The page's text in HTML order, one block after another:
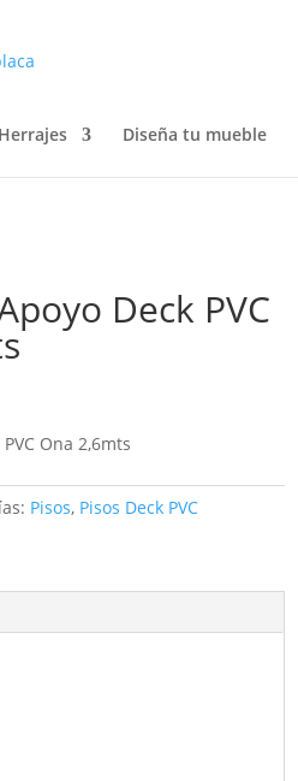
Herrajes Diseña tu mueble
Deck PVC
Ona 2,6mts
Pisos, Pisos Deck PVC